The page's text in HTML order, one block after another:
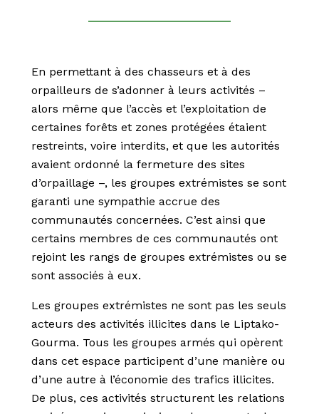
En permettant à des chasseurs et à des
orpailleurs de s’adonner à leurs activités –
alors même que l’accès et l’exploitation de
certaines forêts et zones protégées étaient
restreints, voire interdits, et que les autorités
avaient ordonné la fermeture des sites
d’orpaillage –, les groupes extrémistes se sont
garanti une sympathie accrue des
communautés concernées. C’est ainsi que
certains membres de ces communautés ont
rejoint les rangs de groupes extrémistes ou se
sont associés à eux.
Les groupes extrémistes ne sont pas les seuls
acteurs des activités illicites dans le Liptako-
Gourma. Tous les groupes armés qui opèrent
dans cet espace participent d’une manière ou
d’une autre à l’économie des trafics illicites.
De plus, ces activités structurent les relations